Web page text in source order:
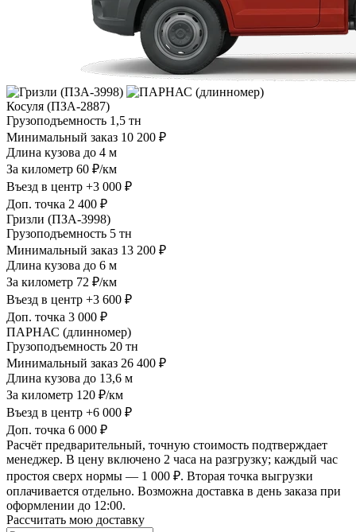
Косуля (ПЗА-2887)
Грузоподъемность 1,5 тн
Минимальный заказ 10 200 ₽
Длина кузова до 4 м
За километр 60 ₽/км
Въезд в центр +3 000 ₽
Доп. точка 2 400 ₽
Гризли (ПЗА-3998)
Грузоподъемность 5 тн
Минимальный заказ 13 200 ₽
Длина кузова до 6 м
За километр 72 ₽/км
Въезд в центр +3 600 ₽
Доп. точка 3 000 ₽
ПАРНАС (длинномер)
Грузоподъемность 20 тн
Минимальный заказ 26 400 ₽
Длина кузова до 13,6 м
За километр 120 ₽/км
Въезд в центр +6 000 ₽
Доп. точка 6 000 ₽
Расчёт предварительный, точную стоимость подтверждает
менеджер. В цену включено 2 часа на разгрузку; каждый час
простоя сверх нормы — 1 000 ₽. Вторая точка выгрузки
оплачивается отдельно. Возможна доставка в день заказа при
оформлении до 12:00.
Рассчитать мою доставку